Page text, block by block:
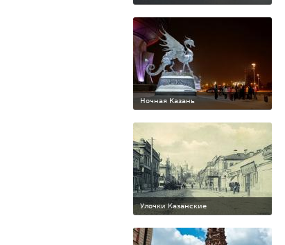
Ночная Казань
Улочки Казанские